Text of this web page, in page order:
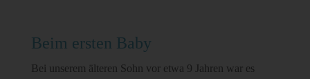
Beim ersten Baby
Bei unserem älteren Sohn vor etwa 9 Jahren war es